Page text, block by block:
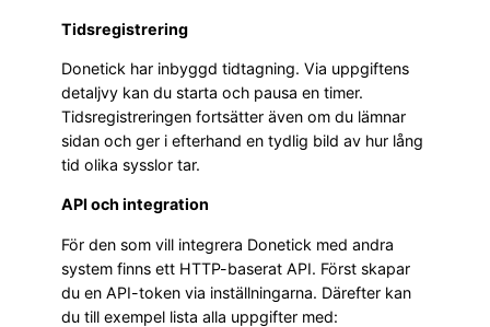
Tidsregistrering
Donetick har inbyggd tidtagning. Via uppgiftens
detaljvy kan du starta och pausa en timer.
Tidsregistreringen fortsätter även om du lämnar
sidan och ger i efterhand en tydlig bild av hur lång
tid olika sysslor tar.
API och integration
För den som vill integrera Donetick med andra
system finns ett HTTP-baserat API. Först skapar
du en API-token via inställningarna. Därefter kan
du till exempel lista alla uppgifter med: